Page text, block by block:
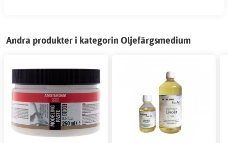
Andra produkter i kategorin Oljefärgsmedium